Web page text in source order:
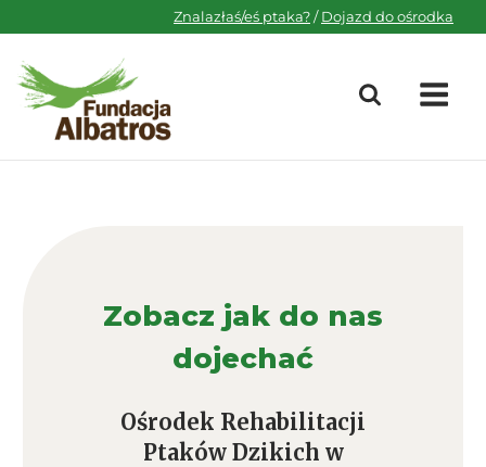
to
content
Znalazłaś/eś ptaka?/Dojazd do ośrodka
Zobacz jak do nas
dojechać
Ośrodek Rehabilitacji
Ptaków Dzikich w